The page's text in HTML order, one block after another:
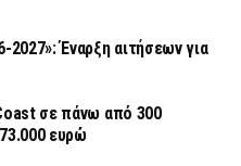
2027»: Έναρξη αιτήσεων για
σε πάνω από 300
ευρώ